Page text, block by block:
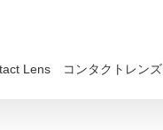
Lens コンタクトレンズ